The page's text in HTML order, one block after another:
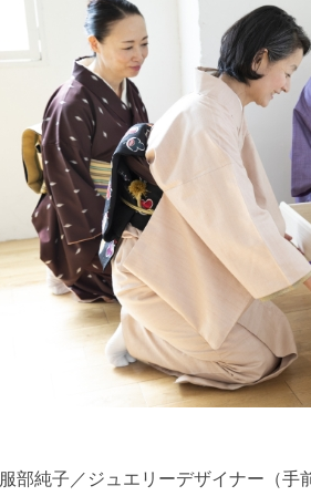
服部純子／ジュエリーデザイナー（手